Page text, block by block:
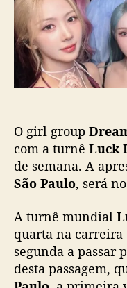
t
O girl group
com a turnê Luck
de semana. A
São Paulo, será no
A turnê mundial
quarta na carreira
segunda a passar
desta passagem,